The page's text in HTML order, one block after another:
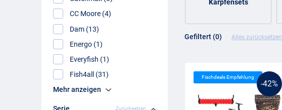
CC Moore (4)
Dam (13)
Energo (1)
Everyfish (1)
Fish4all (31)
Mehr anzeigen
Zurücksetzen
Karpfensets
Gefiltert (0) Alles zurücksetzen
-42%
Fischdeals Empfehlung